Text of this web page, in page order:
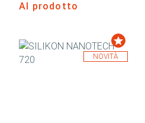
Al prodotto
NOVITÀ